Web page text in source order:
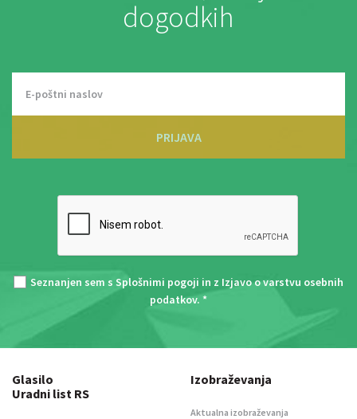
dogodkih
PRIJAVA
Seznanjen sem s Splošnimi pogoji in z Izjavo o varstvu osebnih
podatkov. *
Glasilo
Uradni list RS
Izobraževanja
Aktualna izobraževanja